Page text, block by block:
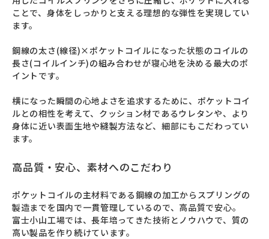
ことで、身体をしっかりと支える理想的な弾性を実現してい
ます。
鋼線の太さ(線径)×ポケットコイルになった状態のコイルの
長さ(コイルインチ)の組み合わせが寝心地を決める最大のポ
イントです。
横になった瞬間の心地よさを追求するために、ポケットコイ
ルとの相性を考えて、クッション材であるウレタンや、より
身体に近い表面生地や縫製方法など、細部にもこだわってい
ます。
高品質・安心、素材へのこだわり
ポケットコイルの主材料である鋼線の加工からスプリングの
製造までを国内で一貫管理しているので、高品質で安心。
富士小山工場では、長年培ってきた技術とノウハウで、質の
高い製品を作り続けています。